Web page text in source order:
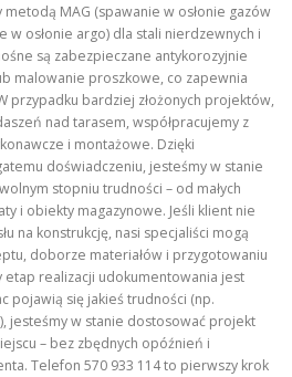
MAG (spawanie w osłonie gazów
w osłonie argo) dla stali nierdzewnych i
są zabezpieczane antykorozyjnie
malowanie proszkowe, co zapewnia
przypadku bardziej złożonych projektów,
nad tarasem, współpracujemy z
i montażowe. Dzięki
doświadczeniu, jesteśmy w stanie
stopniu trudności – od małych
i obiekty magazynowe. Jeśli klient nie
na konstrukcję, nasi specjaliści mogą
doborze materiałów i przygotowaniu
etap realizacji udokumentowania jest
pojawią się jakieś trudności (np.
jesteśmy w stanie dostosować projekt
– bez zbędnych opóźnień i
Telefon 570 933 114 to pierwszy krok